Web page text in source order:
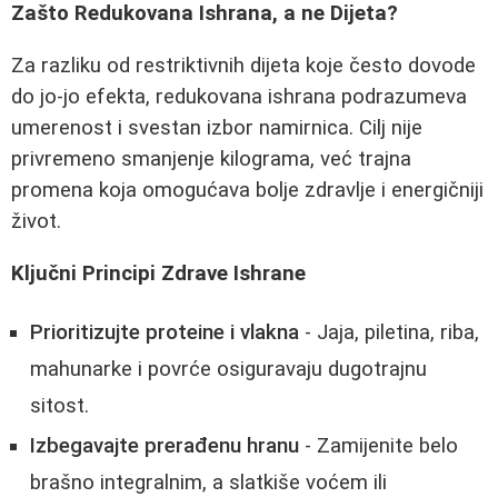
Zašto Redukovana Ishrana, a ne Dijeta?
Za razliku od restriktivnih dijeta koje često dovode
do jo-jo efekta, redukovana ishrana podrazumeva
umerenost i svestan izbor namirnica. Cilj nije
privremeno smanjenje kilograma, već trajna
promena koja omogućava bolje zdravlje i energičniji
život.
Ključni Principi Zdrave Ishrane
Prioritizujte proteine i vlakna - Jaja, piletina, riba,
mahunarke i povrće osiguravaju dugotrajnu
sitost.
Izbegavajte prerađenu hranu - Zamijenite belo
brašno integralnim, a slatkiše voćem ili